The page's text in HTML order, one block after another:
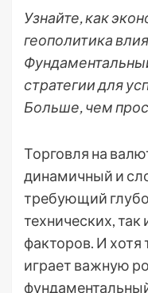
Узнайте, как
геополитика
стратегии для
Больше, чем
Торговля на
динамичный и
требующий
технических,
факторов. И хотя
играет важную